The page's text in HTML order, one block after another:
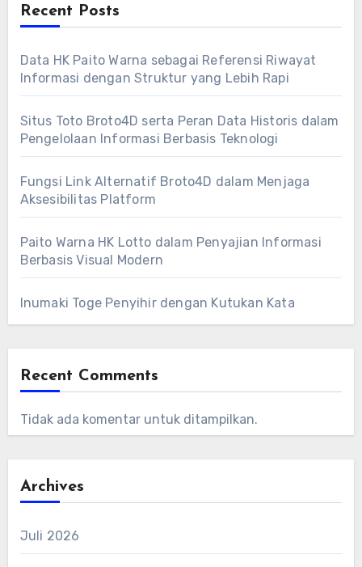
Recent Posts
Data HK Paito Warna sebagai Referensi Riwayat
Informasi dengan Struktur yang Lebih Rapi
Situs Toto Broto4D serta Peran Data Historis dalam
Pengelolaan Informasi Berbasis Teknologi
Fungsi Link Alternatif Broto4D dalam Menjaga
Aksesibilitas Platform
Paito Warna HK Lotto dalam Penyajian Informasi
Berbasis Visual Modern
Inumaki Toge Penyihir dengan Kutukan Kata
Recent Comments
Tidak ada komentar untuk ditampilkan.
Archives
Juli 2026